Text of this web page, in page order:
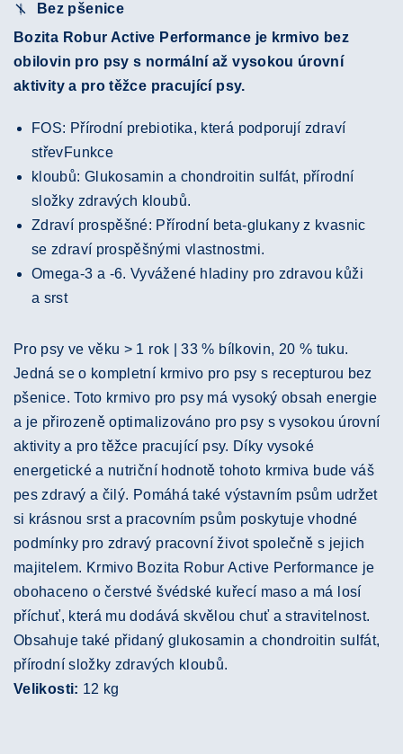
Bez pšenice
Bozita Robur Active Performance je krmivo bez
obilovin pro psy s normální až vysokou úrovní
aktivity a pro těžce pracující psy.
FOS: Přírodní prebiotika, která podporují zdraví
střevFunkce
kloubů: Glukosamin a chondroitin sulfát, přírodní
složky zdravých kloubů.
Zdraví prospěšné: Přírodní beta-glukany z kvasnic
se zdraví prospěšnými vlastnostmi.
Omega-3 a -6. Vyvážené hladiny pro zdravou kůži
a srst
Pro psy ve věku > 1 rok | 33 % bílkovin, 20 % tuku.
Jedná se o kompletní krmivo pro psy s recepturou bez
pšenice. Toto krmivo pro psy má vysoký obsah energie
a je přirozeně optimalizováno pro psy s vysokou úrovní
aktivity a pro těžce pracující psy. Díky vysoké
energetické a nutriční hodnotě tohoto krmiva bude váš
pes zdravý a čilý. Pomáhá také výstavním psům udržet
si krásnou srst a pracovním psům poskytuje vhodné
podmínky pro zdravý pracovní život společně s jejich
majitelem. Krmivo Bozita Robur Active Performance je
obohaceno o čerstvé švédské kuřecí maso a má losí
příchuť, která mu dodává skvělou chuť a stravitelnost.
Obsahuje také přidaný glukosamin a chondroitin sulfát,
přírodní složky zdravých kloubů.
Velikosti: 12 kg